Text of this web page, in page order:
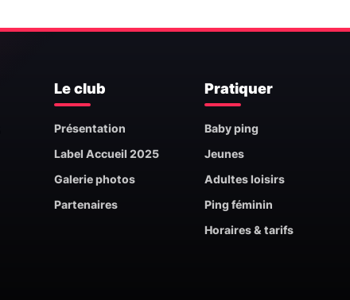
Le club
Présentation
Label Accueil 2025
Galerie photos
Partenaires
Pratiquer
Baby ping
Jeunes
Adultes loisirs
Ping féminin
Horaires & tarifs